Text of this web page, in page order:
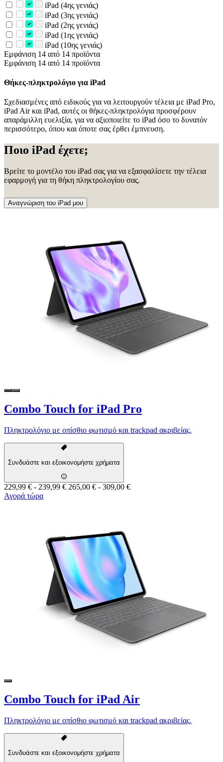
iPad (4ης γενιάς)
iPad (3ης γενιάς)
iPad (2ης γενιάς)
iPad (1ης γενιάς)
iPad (10ης γενιάς)
Εμφάνιση 14 από 14 προϊόντα
Εμφάνιση 14 από 14 προϊόντα
Θήκες-πληκτρολόγιο για iPad
Σχεδιασμένες από ειδικούς για να λειτουργούν τέλεια με iPad Pro,
iPad Air και iPad, αυτές οι θήκες-πληκτρολόγια προσφέρουν
απαράμιλλη ευελιξία, για να αξιοποιείτε το iPad όσο το δυνατόν
περισσότερο, όπου και όποτε σας έρθει έμπνευση.
Ποιο iPad έχετε;
Βρείτε το μοντέλο του iPad σας για να εξασφαλίσετε την τέλεια
εφαρμογή για τη θήκη πληκτρολογίου σας.
Αναγνώριση του iPad μου
Combo Touch for iPad Pro
Πληκτρολόγιο με οπίσθιο φωτισμό και trackpad ακριβείας.
Συνδυάστε και εξοικονομήστε χρήματα
229,99 € - 239,99 € 265,00 € - 309,00 €
Αγορά τώρα
Combo Touch for iPad Air
Πληκτρολόγιο με οπίσθιο φωτισμό και trackpad ακριβείας.
Συνδυάστε και εξοικονομήστε χρήματα